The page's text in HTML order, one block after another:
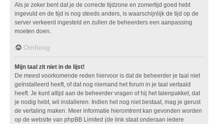
Als je zeker bent dat je de correcte tijdzone en zomertijd goed hebt
ingevuld en de tijd is nog steeds anders, is waarschijnlijk de tijd op de
server verkeerd ingesteld en zullen de beheerders een aanpassing
moeten doen.
Omhoog
Mijn taal zit niet in de lijst!
De meest voorkomende reden hiervoor is dat de beheerder je taal niet
geïnstalleerd heeft, of dat nog niemand het forum in je taal vertaald
heeft. Je kunt altijd aan de beheerder vragen of hij het talenpakket, dat
je nodig hebt, wil installeren. Indien het nog niet bestaat, mag je gerust
de vertaling maken. Meer informatie hieromtrent kan gevonden worden
op de website van phpBB Limited (de link staat onderaan iedere